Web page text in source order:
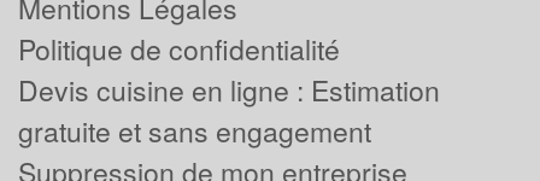
Politique de confidentialité
Devis cuisine en ligne : Estimation
gratuite et sans engagement
Suppression de mon entreprise